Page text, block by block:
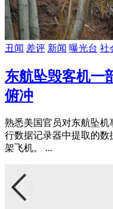
丑闻 差评 新闻 曝光台 社
东航坠毁客机一
俯冲
熟悉美国官员对东航坠
行数据记录器中提取的
架飞机。 ...